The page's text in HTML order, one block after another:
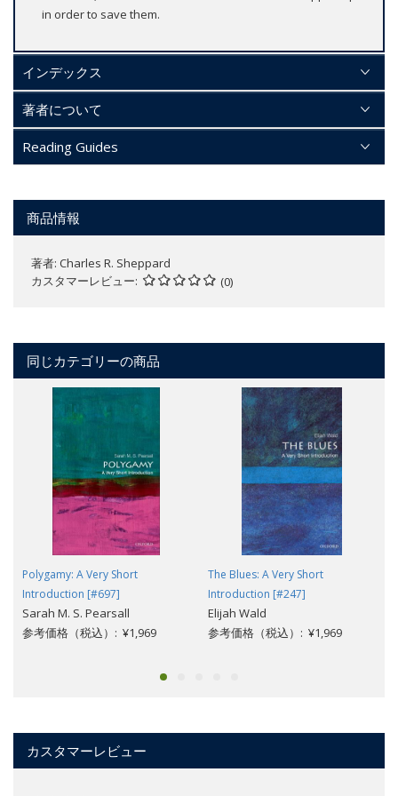
in order to save them.
インデックス
著者について
Reading Guides
商品情報
著者: Charles R. Sheppard
カスタマーレビュー
(0)
同じカテゴリーの商品
Polygamy: A Very Short
Introduction [#697]
Sarah M. S. Pearsall
参考価格（税込）: ¥1,969
The Blues: A Very Short
Introduction [#247]
Elijah Wald
参考価格（税込）: ¥1,969
カスタマーレビュー